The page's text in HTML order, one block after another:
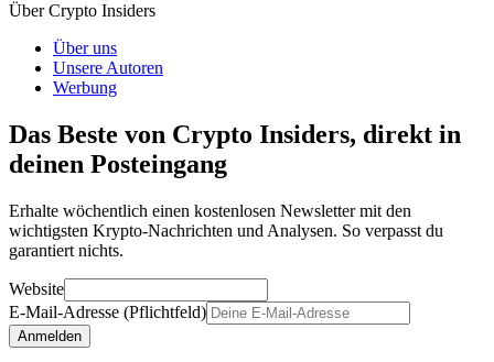
Über Crypto Insiders
Über uns
Unsere Autoren
Werbung
Das Beste von Crypto Insiders, direkt in
deinen Posteingang
Erhalte wöchentlich einen kostenlosen Newsletter mit den
wichtigsten Krypto-Nachrichten und Analysen. So verpasst du
garantiert nichts.
Website
E-Mail-Adresse (Pflichtfeld)
Anmelden